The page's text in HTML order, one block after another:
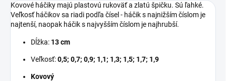
Kovové háčiky majú plastovú rukoväť a zlatú špičku. Sú ľahké.
Veľkosť háčikov sa riadi podľa čísel - háčik s najnižším číslom je
najtenší, naopak háčik s najvyšším číslom je najhrubší.
Dĺžka: 13 cm
Veľkosť:0,5; 0,7; 0,9; 1,1; 1,3; 1,5; 1,7; 1,9
Kovový